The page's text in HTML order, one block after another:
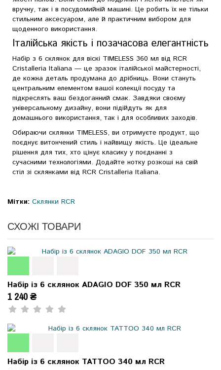
вручну, так і в посудомийній машині. Це робить їх не тільки
стильним аксесуаром, але й практичним вибором для
щоденного використання.
Італійська якість і позачасова елегантність
Набір з 6 склянок для віскі TIMELESS 360 мл від RCR
Cristalleria Italiana — це зразок італійської майстерності,
де кожна деталь продумана до дрібниць. Вони стануть
центральним елементом вашої колекції посуду та
підкреслять ваш бездоганний смак. Завдяки своєму
універсальному дизайну, вони підійдуть як для
домашнього використання, так і для особливих заходів.
Обираючи склянки TIMELESS, ви отримуєте продукт, що
поєднує витончений стиль і найвищу якість. Це ідеальне
рішення для тих, хто цінує класику у поєднанні з
сучасними технологіями. Додайте нотку розкоші на свій
стіл зі склянками від RCR Cristalleria Italiana.
Мітки: Склянки RCR
СХОЖІ ТОВАРИ
Набір із 6 склянок ADAGIO DOF 350 мл RCR
1 240 ₴
Набір із 6 склянок TATTOO 340 мл RCR